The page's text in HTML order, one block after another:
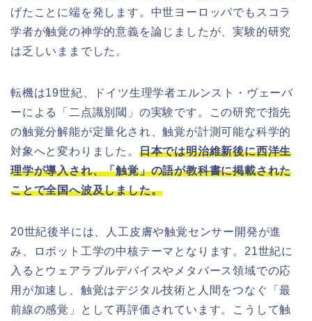
げたことに端を発します。中世ヨーロッパでもスコラ
学者が触覚の神学的意義を論じましたが、実験的研究
は乏しいままでした。
転機は19世紀、ドイツ生理学者エルンスト・ヴェーバ
ーによる「二点識別閾」の実験です。この研究で指先
の触覚分解能が定量化され、触覚が計測可能な科学的
対象へと変わりました。 日本では明治維新後に西洋生
理学が導入され、「触覚」の語が教科書に掲載された
ことで全国へ波及しました。
20世紀後半には、人工皮膚や触覚センサー開発が進
み、ロボット工学の中核テーマとなります。21世紀に
入るとウェアラブルデバイスやメタバース領域での応
用が加速し、触覚はデジタル技術と人間をつなぐ「最
前線の感覚」として再評価されています。こうして触